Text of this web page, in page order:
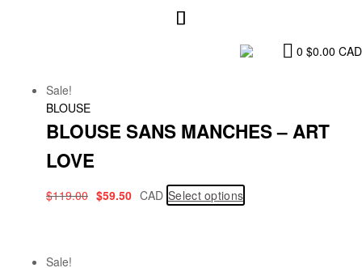
0 $0.00 CAD
Sale!
BLOUSE
BLOUSE SANS MANCHES – ART
LOVE
$119.00 $59.50 CAD Select options
Sale!